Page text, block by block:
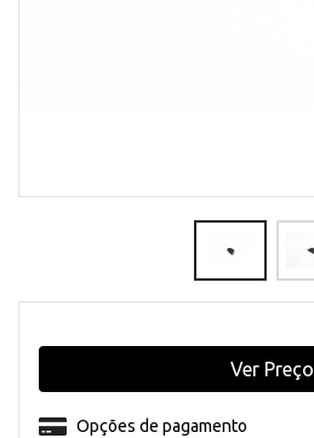
Opções de pagamento
Ver Preço